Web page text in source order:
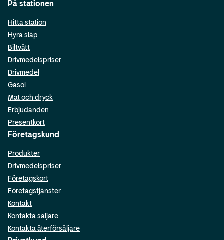
På stationen
Hitta station
Hyra släp
Biltvätt
Drivmedelspriser
Drivmedel
Gasol
Mat och dryck
Erbjudanden
Presentkort
Företagskund
Produkter
Drivmedelspriser
Företagskort
Företagstjänster
Kontakt
Kontakta säljare
Kontakta återförsäljare